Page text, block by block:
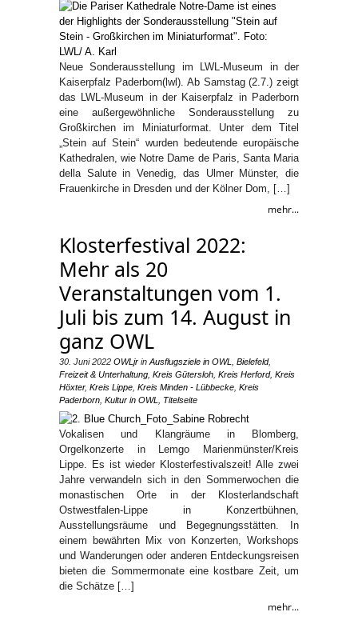
Neue Sonderausstellung im LWL-Museum in der
Kaiserpfalz Paderborn(lwl). Ab Samstag (2.7.) zeigt
das LWL-Museum in der Kaiserpfalz in Paderborn
eine außergewöhnliche Sonderausstellung zu
Großkirchen im Miniaturformat. Unter dem Titel
„Stein auf Stein“ wurden bedeutende europäische
Kathedralen, wie Notre Dame de Paris, Santa Maria
della Salute in Venedig, das Ulmer Münster, die
Frauenkirche in Dresden und der Kölner Dom, […]
mehr...
Klosterfestival 2022:
Mehr als 20
Veranstaltungen vom 1.
Juli bis zum 14. August in
ganz OWL
30. Juni 2022 OWLjr in Ausflugsziele in OWL Bielefeld,
Freizeit & Unterhaltung Kreis Gütersloh Kreis Herford, Kreis
Höxter, Kreis Lippe Kreis Minden - Lübbecke Kreis
Paderborn Kultur in OWL Titelseite
Vokalisen und Klangräume in Blomberg,
Orgelkonzerte in Lemgo Marienmünster/Kreis
Lippe. Es ist wieder Klosterfestivalszeit! Alle zwei
Jahre verwandeln sich in den Sommerwochen die
monastischen Orte in der Klosterlandschaft
Ostwestfalen-Lippe in Konzertbühnen,
Ausstellungsräume und Begegnungsstätten. In
einem bewährten Mix von Konzerten, Workshops
und Wanderungen oder anderen Entdeckungsreisen
bieten die Sommermonate eine kostbare Zeit, um
die Schätze […]
mehr...